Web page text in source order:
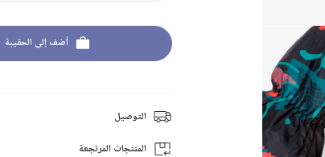
أضف إلى الحقيبة
التوصيل
المنتجات المرتجعة